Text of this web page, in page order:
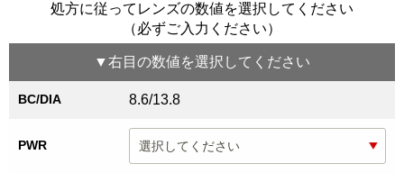
処方に従ってレンズの数値を選択してください
（必ずご入力ください）
▼右目 の数値を選択してください
BC/DIA 8.6/13.8
PWR